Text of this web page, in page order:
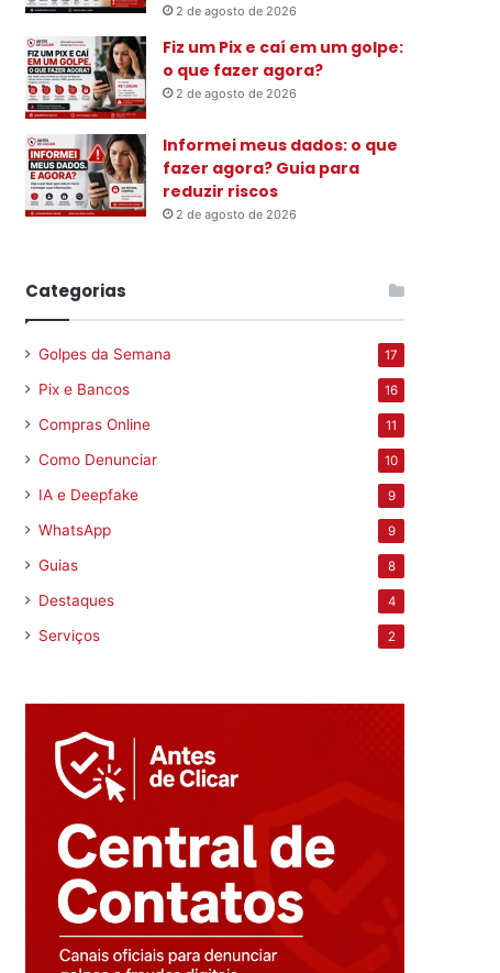
2 de agosto de 2026
Fiz um Pix e caí em um golpe:
o que fazer agora?
2 de agosto de 2026
Informei meus dados: o que
fazer agora? Guia para
reduzir riscos
2 de agosto de 2026
Categorias
Golpes da Semana 17
Pix e Bancos 16
Compras Online 11
Como Denunciar 10
IA e Deepfake 9
WhatsApp 9
Guias 8
Destaques 4
Serviços 2